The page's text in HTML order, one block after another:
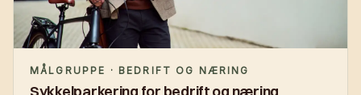
MÅLGRUPPE · BEDRIFT OG NÆRING